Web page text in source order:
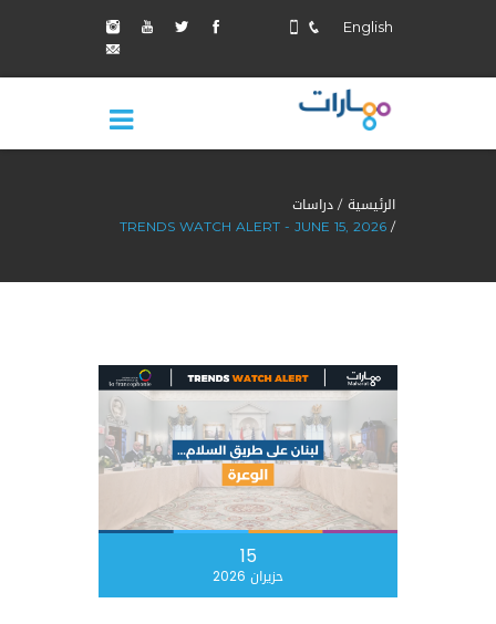
English
الرئيسية دراسات
TRENDS WATCH ALERT - JUNE 15, 2026
15
حزيران 2026